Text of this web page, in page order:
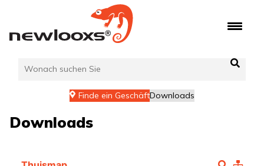
springen
Finde ein GeschäftDownloads
Downloads